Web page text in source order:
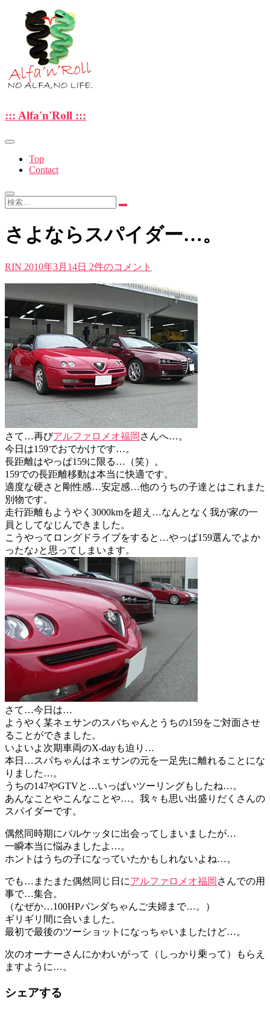
content
::: Alfa'n'Roll :::
::: Alfa'n'Roll :::
Top
Contact
検
さよならスパイダー…。
RIN 2010年3月14日 2件のコメント
さて…再びアルファロメオ福岡 さんへ…。
今日は159でおでかけです…。
長距離はやっぱ159に限る…（笑）。
159での長距離移動は本当に快適です。
適度な硬さと剛性感…安定感…他のうちの子達とはこれまた
別物です。
走行距離もようやく3000kmを超え…なんとなく我が家の一
員としてなじんできました。
こうやってロングドライブをすると…やっぱ159選んでよか
ったな♪と思ってしまいます。
さて…今日は…
ようやく某ネェサンのスパちゃんとうちの159をご対面させ
ることができました。
いよいよ次期車両のX-dayも迫り…
本日…スパちゃんはネェサンの元を一足先に離れることにな
りました…。
うちの147やGTVと…いっぱいツーリングもしたね…。
あんなことやこんなことや…。我々も思い出盛りだくさんの
スパイダーです。
偶然同時期にバルケッタに出会ってしまいましたが…
一瞬本当に悩みましたよ…。
ホントはうちの子になっていたかもしれないよね…。
でも…またまた偶然同じ日にアルファロメオ福岡 さんでの用
事で…集合。
（なぜか…100HPパンダちゃんご夫婦まで…。）
ギリギリ間に合いました。
最初で最後のツーショットになっちゃいましたけど…。
次のオーナーさんにかわいがって（しっかり乗って）もらえ
ますように…。
シェアする